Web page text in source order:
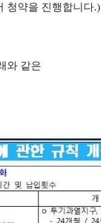
청약을 진행합니다.)
와 같은